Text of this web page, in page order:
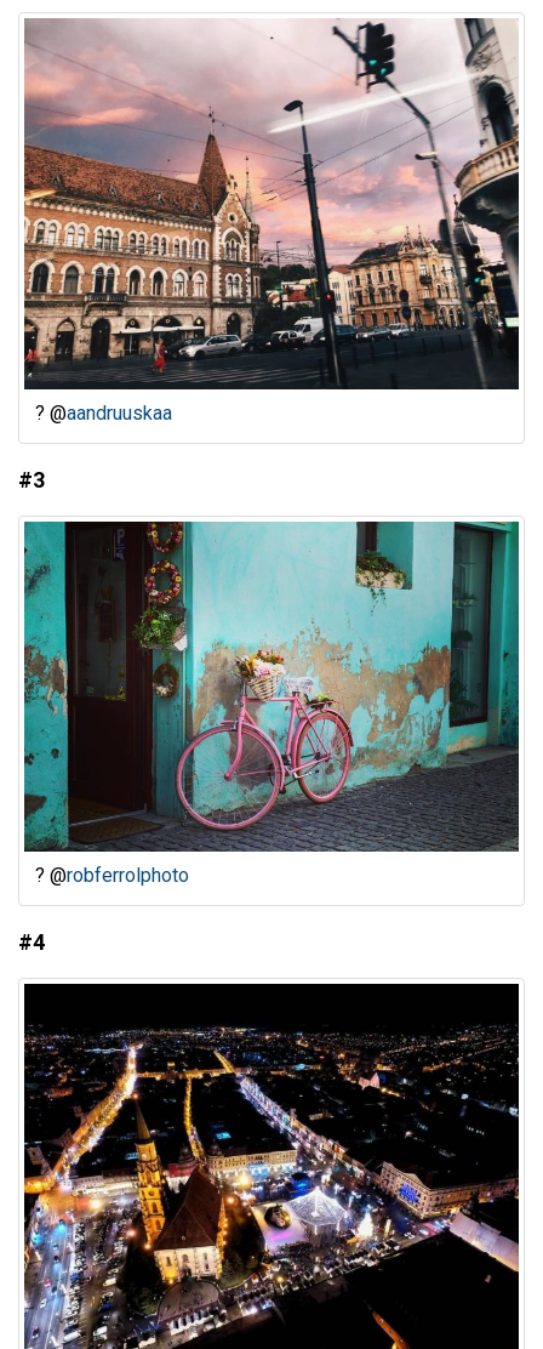
? @aandruuskaa
#3
? @robferrolphoto
#4